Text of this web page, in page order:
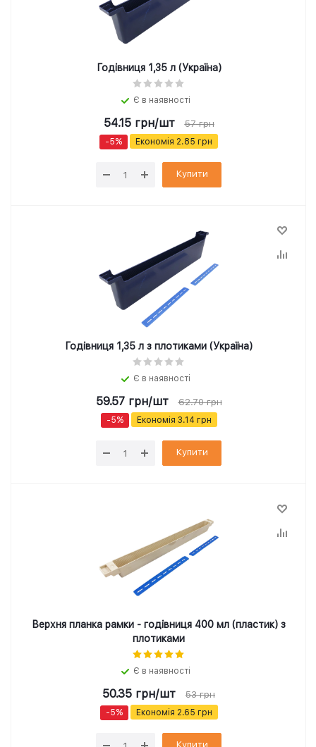
Годівниця 1,35 л (Україна)
Є в наявності
54.15грн/шт 57грн
-5% Економія 2.85 грн
Купити
Годівниця 1,35 л з плотиками (Україна)
Є в наявності
59.57грн/шт 62.70грн
-5% Економія 3.14 грн
Купити
Верхня планка рамки - годівниця 400 мл (пластик) з
плотиками
Є в наявності
50.35 грн/шт 53грн
-5% Економія 2.65 грн
Купити